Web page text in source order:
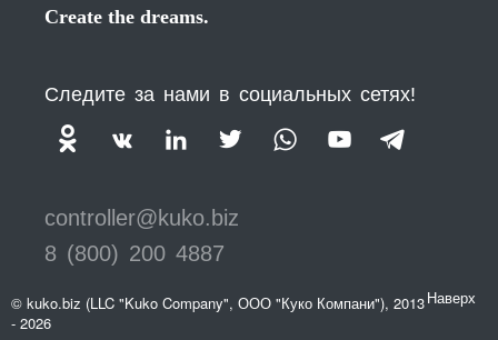
Create the dreams.
Следите за нами в социальных сетях!
controller@kuko.biz
8 (800) 200 4887
Наверх
© kuko.biz (LLC "Kuko Company", ООО "Куко Компани"), 2013
- 2026